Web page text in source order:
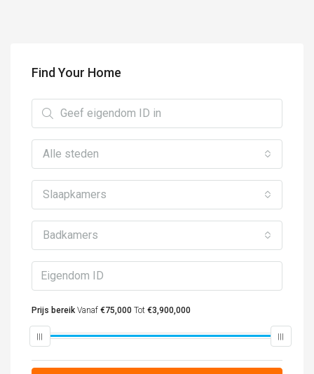
Find Your Home
Alle steden
Slaapkamers
Badkamers
Prijs bereik Vanaf €75,000 Tot €3,900,000